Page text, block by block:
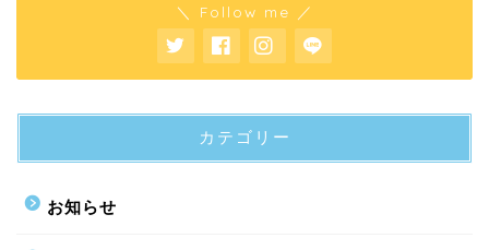
＼ Follow me ／
カテゴリー
お知らせ